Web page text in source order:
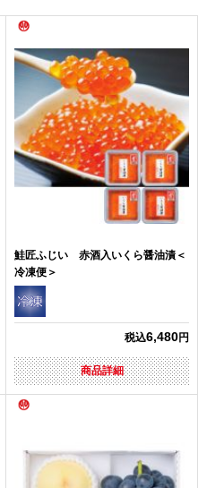
鮭匠ふじい 赤酒入いくら醤油漬＜
冷凍便＞
税込6,480円
商品詳細